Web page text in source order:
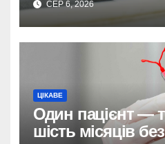
СЕР 6, 2026
ЦІКАВЕ
Один пацієнт —
шість місяців